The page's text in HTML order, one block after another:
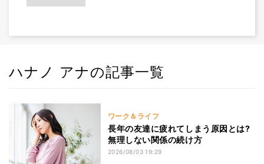
ハナノ アナの記事一覧
ワーク＆ライフ
長年の友達に疲れてしまう原因とは?
無理しない関係の続け方
2026/08/03 19:29